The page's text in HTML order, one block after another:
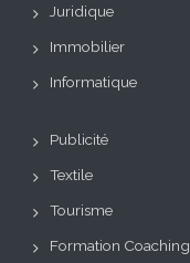
Juridique
Immobilier
Informatique
Publicité
Textile
Tourisme
Formation Coaching